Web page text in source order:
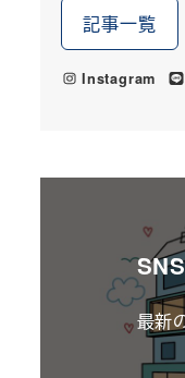
記事一覧
Instagram
最新